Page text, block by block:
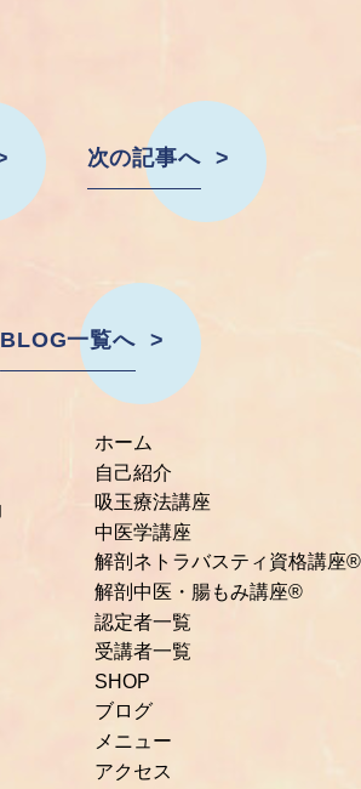
次の記事へ
BLOG一覧へ
ホーム
自己紹介
吸玉療法講座
中医学講座
解剖ネトラバスティ資格講座®
解剖中医・腸もみ講座®
認定者一覧
受講者一覧
SHOP
ブログ
メニュー
アクセス